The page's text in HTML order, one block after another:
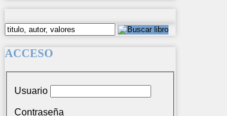
ACCESO
Usuario
Contraseña